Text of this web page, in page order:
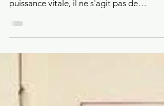
La nature sauvage fut toujours observée